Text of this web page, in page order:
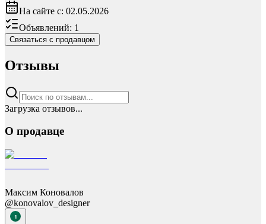
На сайте с: 02.05.2026
Объявлений: 1
Связаться с продавцом
Отзывы
Загрузка отзывов...
О продавце
Максим Коновалов
@konovalov_designer
1